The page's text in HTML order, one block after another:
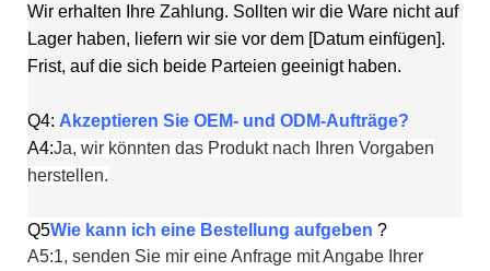
Wir erhalten Ihre Zahlung. Sollten wir die Ware nicht auf
Lager haben, liefern wir sie vor dem [Datum einfügen].
Frist, auf die sich beide Parteien geeinigt haben.
Q4: Akzeptieren Sie OEM- und ODM-Aufträge?
A4:Ja, wir könnten das Produkt nach Ihren Vorgaben
herstellen.
Q5Wie kann ich eine Bestellung aufgeben ?
A5:1, senden Sie mir eine Anfrage mit Angabe Ihrer